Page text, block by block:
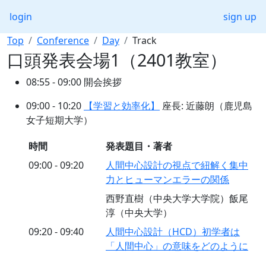
login
sign up
Top
Conference Day Track
口頭発表会場1（2401教室）
08:55 - 09:00 開会挨拶
09:00 - 10:20
【学習と効率化】
座長: 近藤朗（鹿児島
女子短期大学）
時間
発表題目・著者
09:00 - 09:20
人間中心設計の視点で紐解く集中
力とヒューマンエラーの関係
西野直樹（中央大学大学院）飯尾
淳（中央大学）
09:20 - 09:40
人間中心設計（HCD）初学者は
「人間中心」の意味をどのように